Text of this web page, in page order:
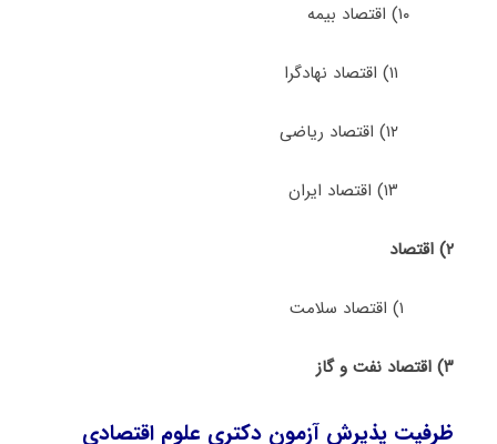
۱۰) اﻗﺘﺼﺎد بیمه
۲) اﻗﺘﺼﺎد
۳) اقتصاد نفت و گاز
ظرفیت پذیرش آزمون دکتری علوم اقتصادی